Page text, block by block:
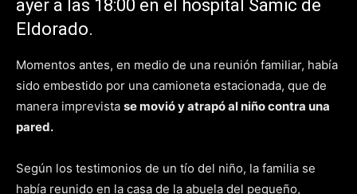
ayer a las 18:00 en el hospital Samic de
Eldorado.
Momentos antes, en medio de una reunión familiar, había
sido embestido por una camioneta estacionada, que de
manera imprevista se movió y atrapó al niño contra una
pared.
Según los testimonios de un tío del niño, la familia se
había reunido en la casa de la abuela del pequeño,